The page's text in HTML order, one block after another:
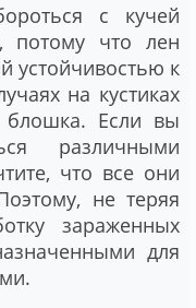
с кучей
потому что лен
устойчивостью к
на кустиках
блошка. Если вы
различными
что все они
не теряя
зараженных
для